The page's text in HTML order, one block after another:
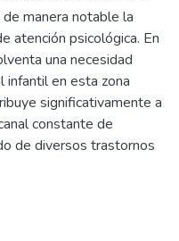
manera notable la
atención psicológica. En
una necesidad
infantil en esta zona
significativamente a
constante de
de diversos trastornos